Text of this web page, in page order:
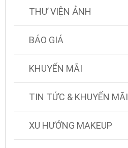
THƯ VIỆN ẢNH
BÁO GIÁ
KHUYẾN MÃI
TIN TỨC & KHUYẾN MÃI
XU HƯỚNG MAKEUP